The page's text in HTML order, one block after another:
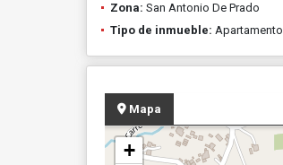
Zona: San Antonio De Prado
Tipo de inmueble: Apartamento
Mapa
+